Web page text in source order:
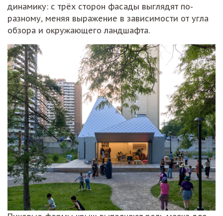
динамику: с трёх сторон фасады выглядят по-
разному, меняя выражение в зависимости от угла
обзора и окружающего ландшафта.